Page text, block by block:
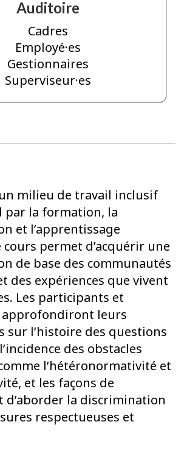
Auditoire
Cadres
Employé·es
Gestionnaires
Superviseur·es
milieu de travail inclusif
par la formation, la
et l’apprentissage
cours permet d’acquérir une
de base des communautés
des expériences que vivent
Les participants et
leurs
sur l’histoire des questions
des obstacles
l’hétéronormativité et
et les façons de
d’aborder la discrimination
respectueuses et